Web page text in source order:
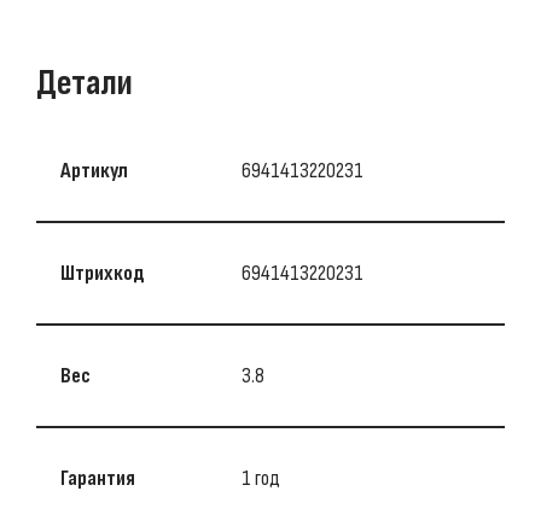
Детали
Артикул 6941413220231
Штрихкод 6941413220231
Вес 3.8
Гарантия 1 год